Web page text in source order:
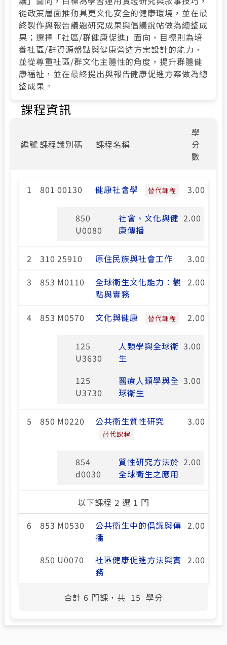
從政策層面推動具更文化安全的健康環境，並在最
終製作與報告議題研究成果與倡議說帖做為總整成
果；選擇「社區/群健康促進」面向，目標則為培
養社區/群資源盤點與健康營造方案設計的能力，
並從尊重社區/群文化主體性的角度，提升群體健
康福祉，並在最終提出與報告健康促進方案做為總
整成果。
課程資訊
編號 課程識別碼 課程名稱
學
分
數
1 801 00130 健康社會學 替代課程 3.00
850
U0080
社會、文化與健
康傳播
2.00
2 310 25910 原住民族與社會工作
3.00
3
853 M0110
全球衛生文化能力：觀
點與實務
2.00
4 853 M0570 文化與健康 替代課程 2.00
125
U3630
人類學與全球衛
生
3.00
125
U3730
醫療人類學與全
球衛生
3.00
5 850 M0220 公共衛生質性研究
替代課程
3.00
854
d0030
質性研究方法於
全球衛生之應用
2.00
以下課程 2 選 1 門
6
853 M0530
公共衛生中的倡議與傳
播
2.00
850 U0070
社區健康促進方法與實
務
2.00
合計 6 門課，共 15 學分